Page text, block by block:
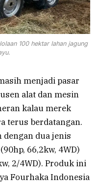
100 hektar lahan jagung
menjadi pasar
alat dan mesin
kalau merek
terus berdatangan.
dengan dua jenis
66,2kw, 4WD)
2/4WD). Produk ini
Fourhaka Indonesia